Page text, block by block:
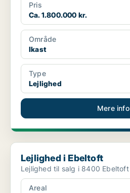
Pris
Ca. 1.800.000 kr.
Område
Ikast
Type
Lejlighed
Mere info
Lejlighed i Ebeltoft
Lejlighed i Ebeltoft
Areal